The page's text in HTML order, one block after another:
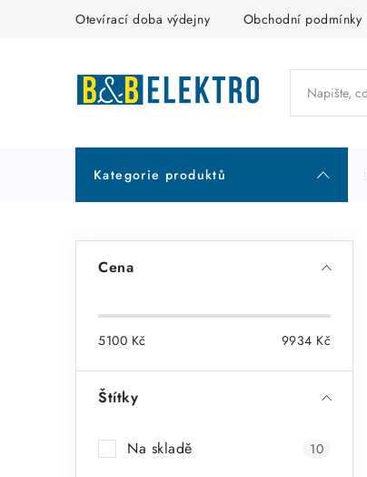
Otevírací doba výdejny Obchodní podmínky
Kategorie produktů
t
Cena
5100 Kč 9934 Kč
Štítky
Na skladě 10